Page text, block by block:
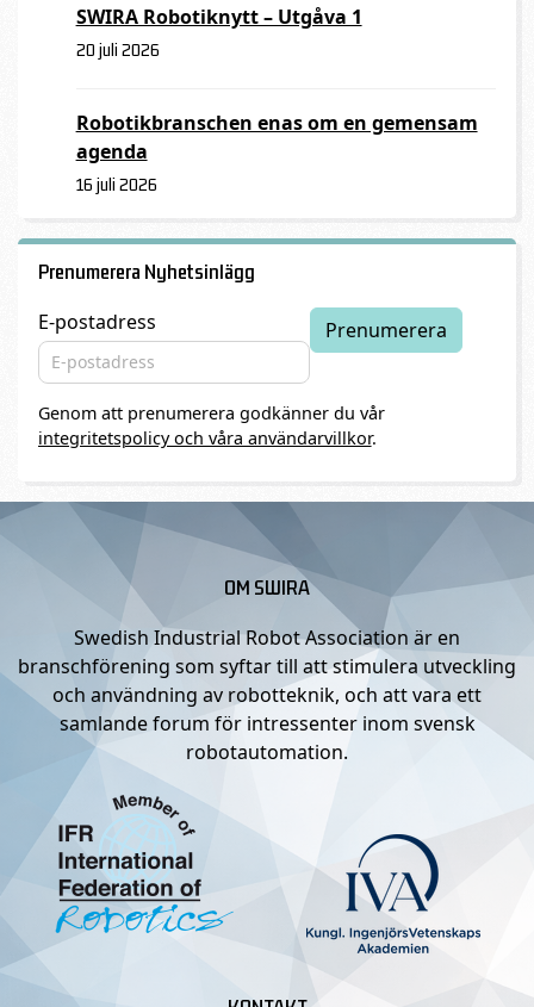
SWIRA Robotiknytt – Utgåva 1
20 juli 2026
Robotikbranschen enas om en gemensam
agenda
16 juli 2026
Prenumerera Nyhetsinlägg
E-postadress
Genom att prenumerera godkänner du vår
integritetspolicy och våra användarvillkor.
OM SWIRA
Swedish Industrial Robot Association är en
branschförening som syftar till att stimulera utveckling
och användning av robotteknik, och att vara ett
samlande forum för intressenter inom svensk
robotautomation.